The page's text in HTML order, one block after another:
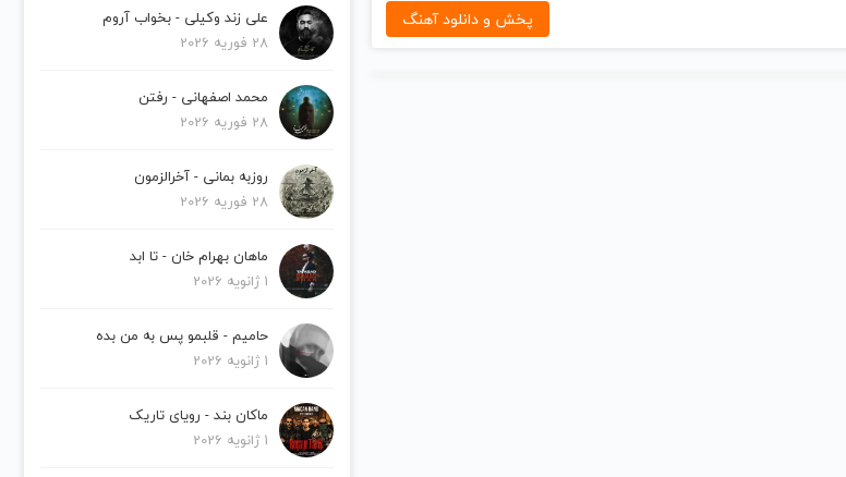
پخش و دانلود آهنگ
علی زند وکیلی - بخواب آروم
28 فوریه 2026
محمد اصفهانی - رفتن
28 فوریه 2026
روزبه بمانی - آخرالزمون
28 فوریه 2026
ماهان بهرام خان - تا ابد
1 ژانویه 2026
حامیم - قلبمو پس به من بده
1 ژانویه 2026
ماکان بند - رویای تاریک
1 ژانویه 2026